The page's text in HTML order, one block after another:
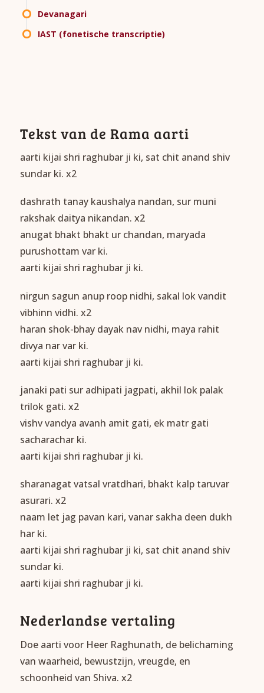
Tekst van de Rama aarti
aarti kijai shri raghubar ji ki, sat chit anand shiv
sundar ki. x2
dashrath tanay kaushalya nandan, sur muni
rakshak daitya nikandan. x2
anugat bhakt bhakt ur chandan, maryada
purushottam var ki.
aarti kijai shri raghubar ji ki.
nirgun sagun anup roop nidhi, sakal lok vandit
vibhinn vidhi. x2
haran shok-bhay dayak nav nidhi, maya rahit
divya nar var ki.
aarti kijai shri raghubar ji ki.
janaki pati sur adhipati jagpati, akhil lok palak
trilok gati. x2
vishv vandya avanh amit gati, ek matr gati
sacharachar ki.
aarti kijai shri raghubar ji ki.
sharanagat vatsal vratdhari, bhakt kalp taruvar
asurari. x2
naam let jag pavan kari, vanar sakha deen dukh
har ki.
aarti kijai shri raghubar ji ki, sat chit anand shiv
sundar ki.
aarti kijai shri raghubar ji ki.
Nederlandse vertaling
Doe aarti voor Heer Raghunath, de belichaming
van waarheid, bewustzijn, vreugde, en
schoonheid van Shiva. x2
Devanagari
IAST (fonetische transcriptie)